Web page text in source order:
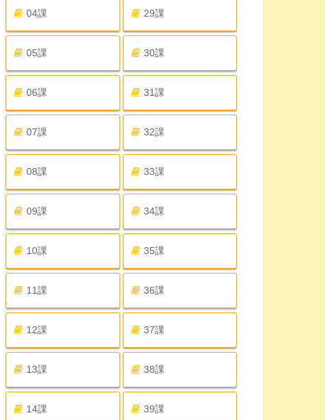
04課 29課
05課 30課
06課 31課
07課 32課
08課 33課
09課 34課
10課 35課
11課 36課
12課 37課
13課 38課
14課 39課